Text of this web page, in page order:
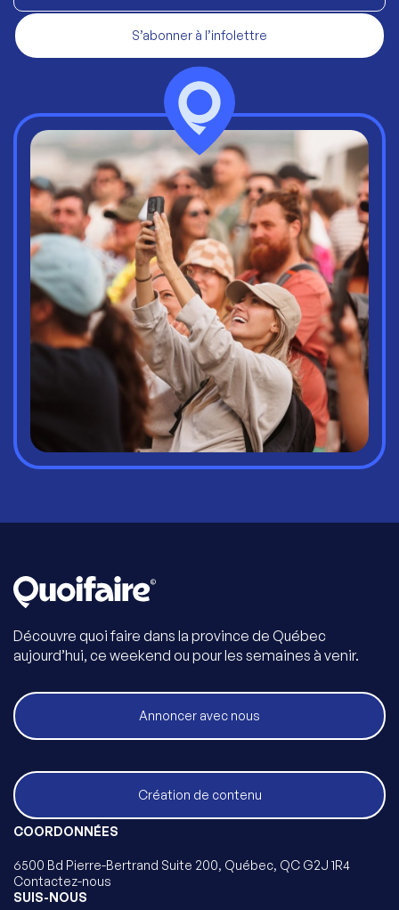
S’abonner à l’infolettre
Découvre quoi faire dans la province de Québec
aujourd’hui, ce weekend ou pour les semaines à venir.
Annoncer avec nous
Création de contenu
COORDONNÉES
6500 Bd Pierre-Bertrand Suite 200, Québec, QC G2J 1R4
Contactez-nous
SUIS-NOUS